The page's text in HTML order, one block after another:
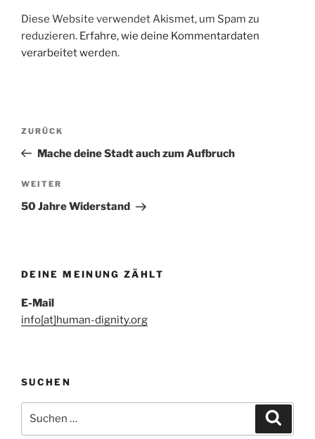
Diese Website verwendet Akismet, um Spam zu
reduzieren. Erfahre, wie deine Kommentardaten
verarbeitet werden.
Beitragsnavigation
Vorheriger
Beitrag
ZURÜCK
Mache deine Stadt auch zum Aufbruch
Nächster
Beitrag
WEITER
50 Jahre Widerstand
DEINE MEINUNG ZÄHLT
E-Mail
info[at]human-dignity.org
SUCHEN
nach: